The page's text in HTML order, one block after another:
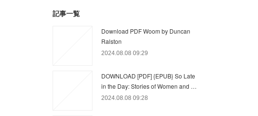
記事一覧
Download PDF Woom by Duncan
Ralston
2024.08.08 09:29
DOWNLOAD [PDF] {EPUB} So Late
in the Day: Stories of Women and …
2024.08.08 09:28